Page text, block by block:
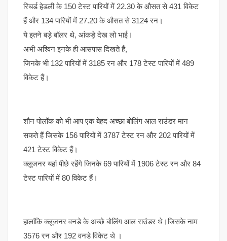
रिचर्ड हेडली के 150 टेस्ट पारियों में 22.30 के औसत से 431 विकेट
हैं और 134 पारियों में 27.20 के औसत से 3124 रन।
ये इतने बड़े बॉलर थे, आंकड़े देख लो भाई।
अभी अश्विन इनके ही आसपास दिखते हैं,
जिनके भी 132 पारियों में 3185 रन और 178 टेस्ट पारियों में 489
विकेट हैं।
शौन पोलॉक को भी आप एक बेहद अच्छा बोलिंग आल राउंडर मान
सकते हैं जिसके 156 पारियों में 3787 टेस्ट रन और 202 पारियों में
421 टेस्ट विकेट हैं।
क्लूजनर यहां पीछे रहेंगे जिनके 69 पारियों में 1906 टेस्ट रन और 84
टेस्ट पारियों में 80 विकेट हैं।
हालांकि क्लूजनर वनडे के अच्छे बोलिंग आल राउंडर थे।जिसके नाम
3576 रन और 192 वनडे विकेट थे ।